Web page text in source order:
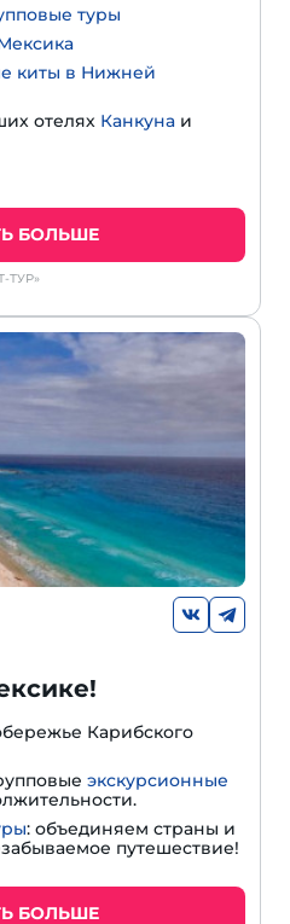
туры
киты в Нижней
отелях Канкуна и
БОЛЬШЕ
ТУР»
Карибского
экскурсионные
: объединяем страны и
путешествие!
БОЛЬШЕ